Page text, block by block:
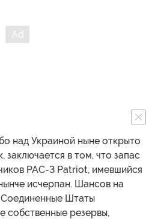
над Украиной ныне открыто
заключается в том, что запас
PAC-3 Patriot, имевшийся
исчерпан. Шансов на
Штаты
собственные резервы,